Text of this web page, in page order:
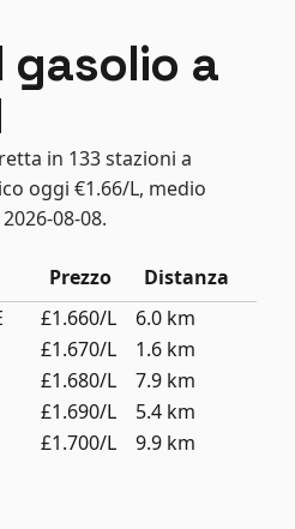
gasolio a
in 133 stazioni a
oggi €1.66/L, medio
08-08.
Prezzo
Distanza
£1.660/L
6.0 km
£1.670/L
1.6 km
£1.680/L
7.9 km
£1.690/L
5.4 km
£1.700/L 9.9 km